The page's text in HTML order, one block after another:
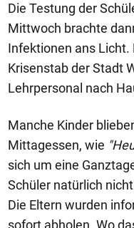
Die Testung der
Mittwoch brachte
Infektionen ans Licht.
Krisenstab der Stadt
Lehrpersonal nach
Manche Kinder
Mittagessen, wie
sich um eine
Schüler natürlich
Die Eltern wurden
sofort abholen. Wo